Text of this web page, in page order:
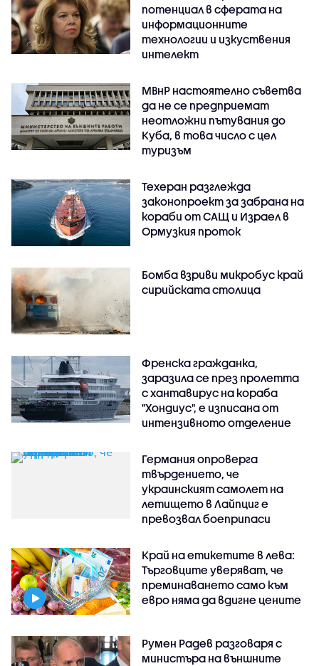
потенциал в сферата на
информационните
технологии и изкуствения
интелект
МВнР настоятелно съветва
да не се предприемат
неотложни пътувания до
Куба, в това число с цел
туризъм
Техеран разглежда
законопроект за забрана на
кораби от САЩ и Израел в
Ормузкия проток
Бомба взриви микробус край
сирийската столица
Френска гражданка,
заразила се през пролетта
с хантавирус на кораба
"Хондиус", е изписана от
интензивното отделение
Германия опроверга
твърдението, че
украинският самолет на
летището в Лайпциг е
превозвал боеприпаси
Край на етикетите в лева:
Търговците уверяват, че
преминаването само към
евро няма да вдигне цените
Румен Радев разговаря с
министъра на външните